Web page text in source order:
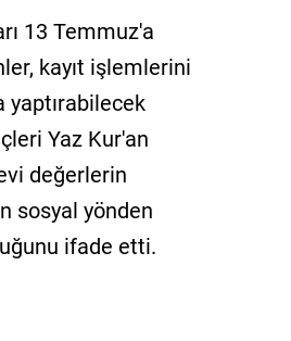
13 Temmuz'a
kayıt işlemlerini
yaptırabilecek
Yaz Kur'an
değerlerin
sosyal yönden
ifade etti.